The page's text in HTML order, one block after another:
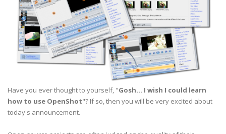
Have you ever thought to yourself, "Gosh... I wish I could learn
how to use OpenShot"? If so, then you will be very excited about
today's announcement.